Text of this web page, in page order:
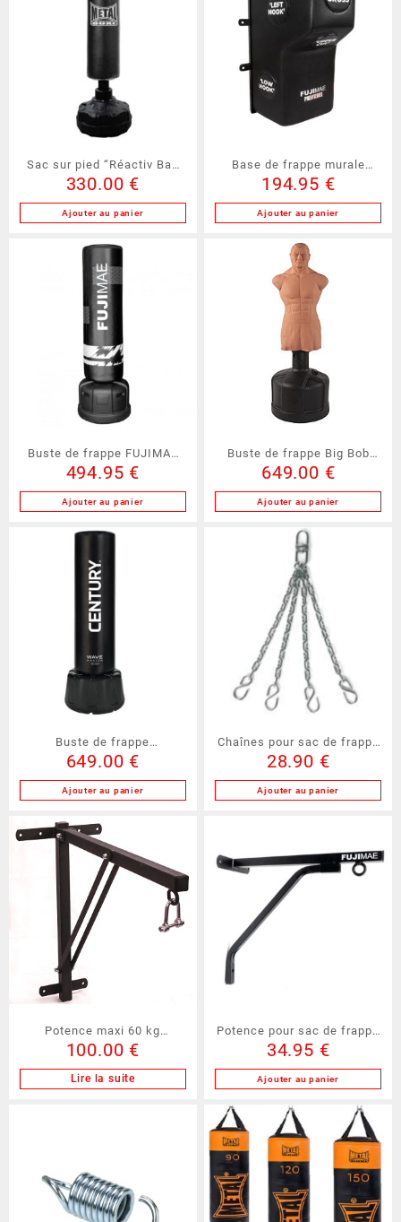
Sac sur pied “Réactiv Bag
II” Metal Boxe (
MBFRA003N185 )
330.00 €
Ajouter au panier
Base de frappe murale
FUJIMAE (30670)
194.95 €
Ajouter au panier
Buste de frappe FUJIMAE
(30681)
494.95 €
Ajouter au panier
Buste de frappe Big Bob
(CY10692)
649.00 €
Ajouter au panier
Buste de frappe
Wavemaster XXL Century
(CY10176)
649.00 €
Ajouter au panier
Chaînes pour sac de frappe
(MB185)
28.90 €
Ajouter au panier
Potence maxi 60 kg
(AC81125)
100.00 €
Lire la suite
Potence pour sac de frappe
FUJIMAE (30620)
34.95 €
Ajouter au panier